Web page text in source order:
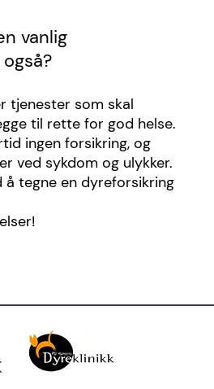
vanlig
tjenester som skal
til rette for god helse.
ingen forsikring, og
ved sykdom og ulykker.
å tegne en dyreforsikring